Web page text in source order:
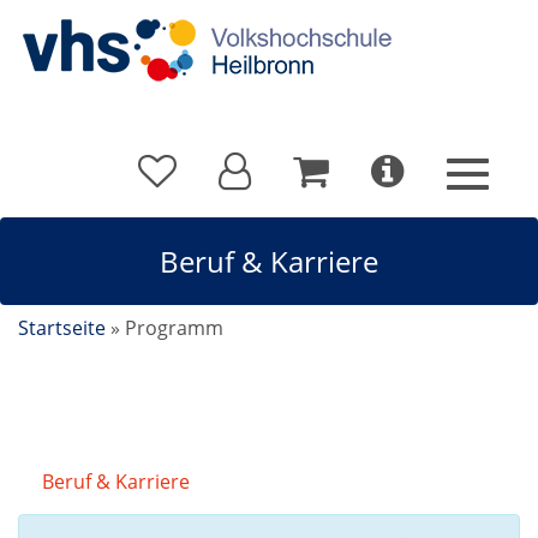
Beruf & Karriere
Startseite » Programm
Beruf & Karriere